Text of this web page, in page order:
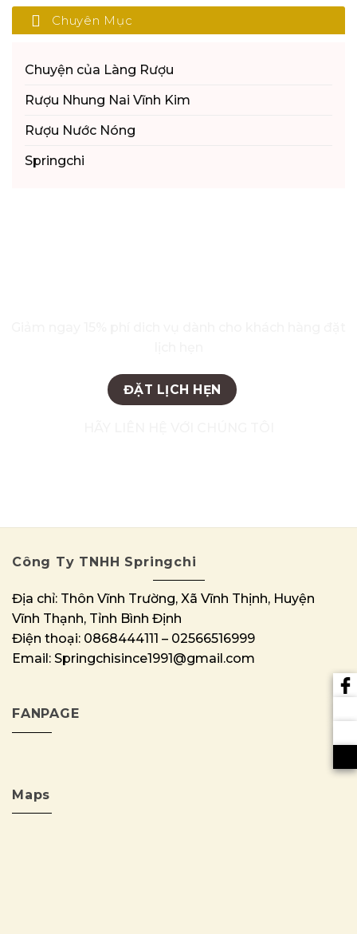
Chuyên Mục
Chuyện của Làng Rượu
Rượu Nhung Nai Vĩnh Kim
Rượu Nước Nóng
Springchi
ĐẶT LỊCH HẸN
Công Ty TNHH Springchi
Địa chỉ: Thôn Vĩnh Trường, Xã Vĩnh Thịnh, Huyện
Vĩnh Thạnh, Tỉnh Bình Định
Điện thoại: 0868444111 – 02566516999
Email: Springchisince1991@gmail.com
FANPAGE
Maps